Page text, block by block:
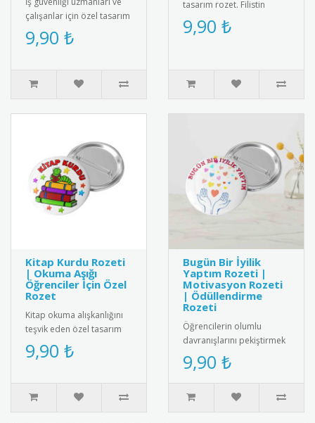
çalışanlar için özel tasarım
metal iş güvenliği rozeti.
Yüksek kaliteli me..
9,90 ₺
tasarım rozet. Filistin
dayanışmasını simgeleyen
şık ve anlamlı bir aksesu..
9,90 ₺
Kitap Kurdu Rozeti
| Okuma Aşığı
Öğrenciler İçin Özel
Rozet
Kitap okuma alışkanlığını
teşvik eden özel tasarım
rozet. Okuma sevgisini
yansıtan şık ve anlamlı bi..
9,90 ₺
Bugün Bir İyilik
Yaptım Rozeti |
Motivasyon Rozeti
| Ödüllendirme
Rozeti
Öğrencilerin olumlu
davranışlarını pekiştirmek
için tasarlanmış "Bugün Bir
İyilik Yaptım" yazılı öze..
9,90 ₺